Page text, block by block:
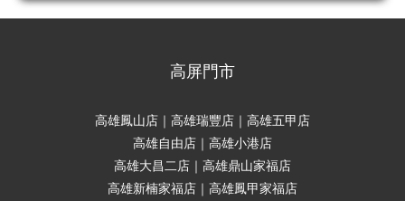
高屏門市
高雄鳳山店｜高雄瑞豐店｜高雄五甲店
高雄自由店｜高雄小港店
高雄大昌二店｜高雄鼎山家福店
高雄新楠家福店｜高雄鳳甲家福店